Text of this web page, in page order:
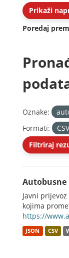
Prikaži
Poredaj
Oznake:
Formati:
Filtriraj
Javni
kojima
https://
JSON CSV